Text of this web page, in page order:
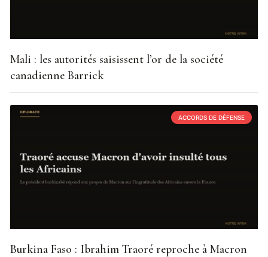
Mali : les autorités saisissent l’or de la société
canadienne Barrick
ACCORDS DE DÉFENSE
Burkina Faso : Ibrahim Traoré reproche à Macron